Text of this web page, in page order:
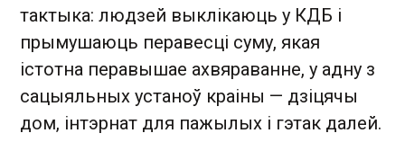
тактыка: людзей выклікаюць у КДБ і
прымушаюць перавесці суму, якая
істотна перавышае ахвяраванне, у адну з
сацыяльных устаноў краіны — дзіцячы
дом, інтэрнат для пажылых і гэтак далей.